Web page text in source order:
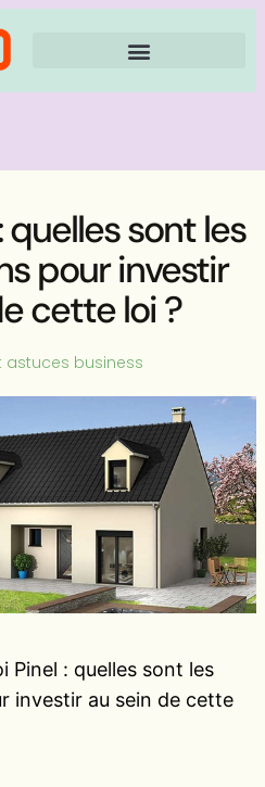
quelles sont les
pour investir
cette loi ?
astuces business
Pinel : quelles sont les
investir au sein de cette